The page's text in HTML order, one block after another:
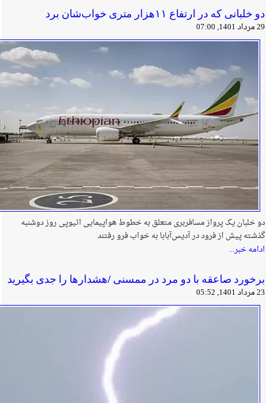
دو خلبانی که در ارتفاع ۱۱هزار متری خواب‌شان برد
29 مرداد 1401, 07:00
دو خلبان یک پرواز مسافربری متعلق به خطوط هواپیمایی اتیوپی روز دوشنبه
گذشته پیش از فرود در آدیس‌آبابا به خواب فرو رفتند
ادامه خبر...
برخورد صاعقه با دو مرد در ممسنی /هشدارها را جدی بگیرید
23 مرداد 1401, 05:52